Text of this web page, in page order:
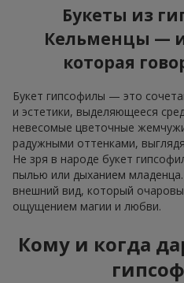
Букеты из
Кельменцы —
которая
Букет гипсофилы — это
и эстетики, выделяющееся
невесомые цветочные
радужными оттенками,
Не зря в народе букет
пылью или дыханием
внешний вид, который
ощущением магии и любви.
Кому и когда